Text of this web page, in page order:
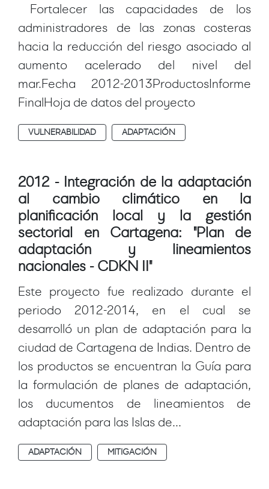
Fortalecer las capacidades de los
administradores de las zonas costeras
hacia la reducción del riesgo asociado al
aumento acelerado del nivel del
mar.Fecha 2012-2013ProductosInforme
FinalHoja de datos del proyecto
VULNERABILIDAD ADAPTACIÓN
2012 - Integración de la adaptación
al cambio climático en la
planificación local y la gestión
sectorial en Cartagena: "Plan de
adaptación y lineamientos
nacionales - CDKN II"
Este proyecto fue realizado durante el
periodo 2012-2014, en el cual se
desarrolló un plan de adaptación para la
ciudad de Cartagena de Indias. Dentro de
los productos se encuentran la Guía para
la formulación de planes de adaptación,
los ducumentos de lineamientos de
adaptación para las Islas de...
ADAPTACIÓN MITIGACIÓN